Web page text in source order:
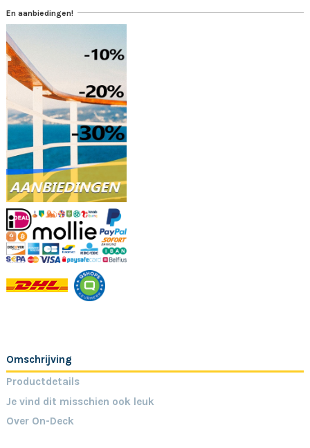
En aanbiedingen!
Omschrijving
Productdetails
Je vind dit misschien ook leuk
Over On-Deck